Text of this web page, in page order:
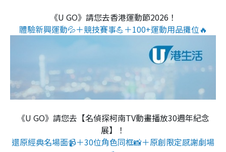
《U GO》請您去香港運動節2026！
體驗新興運動💦＋競技賽事💪＋100+運動用品攤位🔥
《U GO》請您去【名偵探柯南TV動畫播放30週年紀念
展】！
還原經典名場面📹＋30位角色同框📸＋原創限定感謝劇場